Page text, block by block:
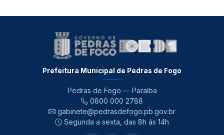
Prefeitura Municipal de Pedras de Fogo
Pedras de Fogo — Paraíba
0800 000 2788
gabinete@pedrasdefogo.pb.gov.br
Segunda a sexta, das 8h às 14h